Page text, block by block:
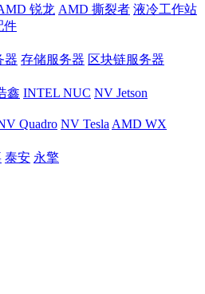
锐龙 AMD 撕裂者 液冷工作站
件
器 存储服务器 区块链服务器
鑫 INTEL NUC NV Jetson
Quadro NV Tesla AMD WX
泰安 永擎